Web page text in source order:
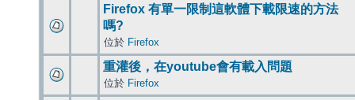
Firefox 有單一限制這軟體下載限速的方法
嗎?
位於 Firefox
重灌後，在youtube會有載入問題
位於 Firefox